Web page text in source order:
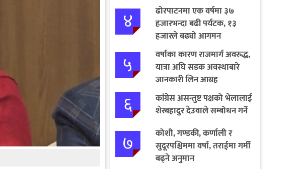
४
ढोरपाटनमा एक वर्षमा ३७
हजारभन्दा बढी पर्यटक, १३
हजारले बढ्यो आगमन
५
वर्षाका कारण राजमार्ग अवरुद्ध,
यात्रा अघि सडक अवस्थाबारे
जानकारी लिन आग्रह
६
कांग्रेस असन्तुष्ट पक्षको भेलालाई
शेरबहादुर देउवाले सम्बोधन गर्ने
७
कोशी, गण्डकी, कर्णाली र
सुदूरपश्चिममा वर्षा, तराईमा गर्मी
बढ्ने अनुमान